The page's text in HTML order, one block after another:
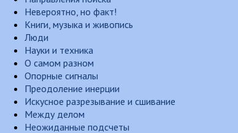
Невероятно, но факт!
Книги, музыка и живопись
Люди
Науки и техника
О самом разном
Опорные сигналы
Преодоление инерции
Искусное разрезывание и сшивание
Между делом
Неожиданные подсчеты